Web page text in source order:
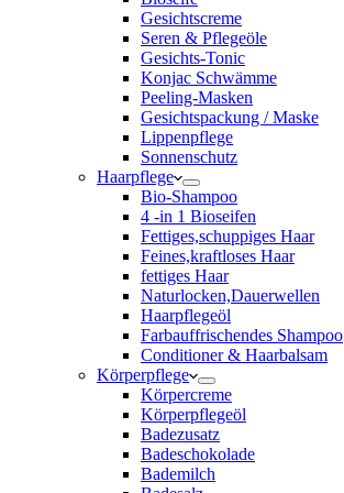
Gesichtscreme
Seren & Pflegeöle
Gesichts-Tonic
Konjac Schwämme
Peeling-Masken
Gesichtspackung / Maske
Lippenpflege
Sonnenschutz
Haarpflege
Bio-Shampoo
4 -in 1 Bioseifen
Fettiges,schuppiges Haar
Feines,kraftloses Haar
fettiges Haar
Naturlocken,Dauerwellen
Haarpflegeöl
Farbauffrischendes Shampoo
Conditioner & Haarbalsam
Körperpflege
Körpercreme
Körperpflegeöl
Badezusatz
Badeschokolade
Bademilch